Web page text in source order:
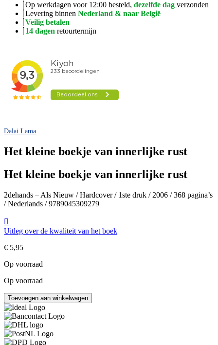
Op werkdagen voor 12:00 besteld, dezelfde dag verzonden
Levering binnen Nederland & naar België
Veilig betalen
14 dagen retourtermijn
Dalai Lama
Het kleine boekje van innerlijke rust
Het kleine boekje van innerlijke rust
2dehands – Als Nieuw / Hardcover / 1ste druk / 2006 / 368 pagina’s
/ Nederlands / 9789045309279
Uitleg over de kwaliteit van het boek
€ 5,95
Op voorraad
Op voorraad
Het
kleine
boekje
van
innerlijke
rust
Toevoegen aan winkelwagen